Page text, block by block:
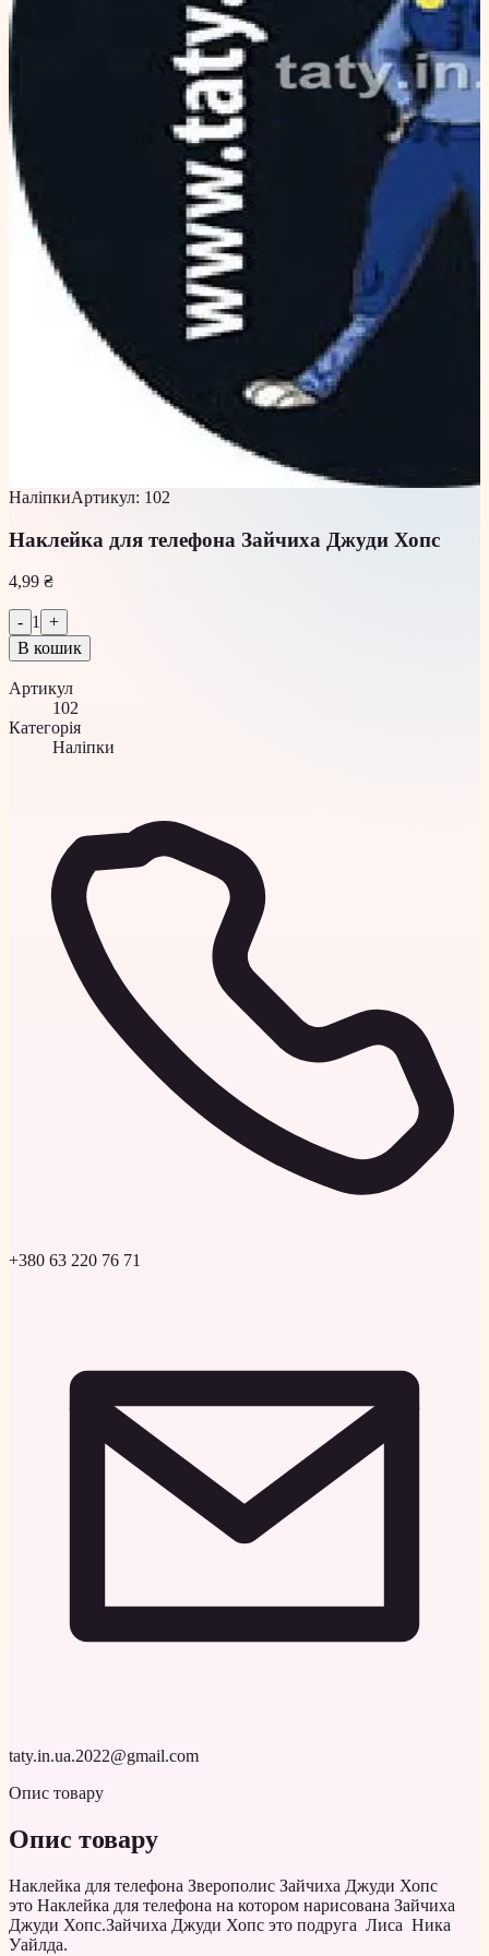
НаліпкиАртикул: 102
Наклейка для телефона Зайчиха Джуди Хопс
4,99 ₴
- 1 +
В кошик
Артикул
102
Категорія
Наліпки
+380 63 220 76 71
taty.in.ua.2022@gmail.com
Опис товару
Опис товару
Наклейка для телефона Зверополис Зайчиха Джуди Хопс
это Наклейка для телефона на котором нарисована Зайчиха
Джуди Хопс.Зайчиха Джуди Хопс это подруга Лиса Ника
Уайлда.